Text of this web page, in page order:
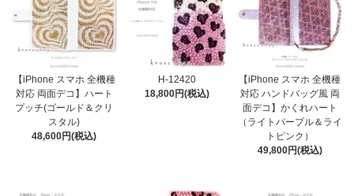
【iPhone スマホ 全機種
対応 両面デコ】ハート
プッチ(ゴールド＆クリ
スタル)
48,600円(税込)
H-12420
18,800円(税込)
【iPhone スマホ 全機種
対応 ハンドバッグ風 両
面デコ】かくれハート
（ライトパープル＆ライ
トピンク）
49,800円(税込)